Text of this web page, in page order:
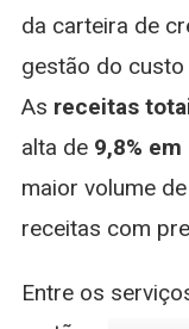
da carteira de
gestão do
As receitas
alta de 9,8%
maior volume
receitas com
Entre os